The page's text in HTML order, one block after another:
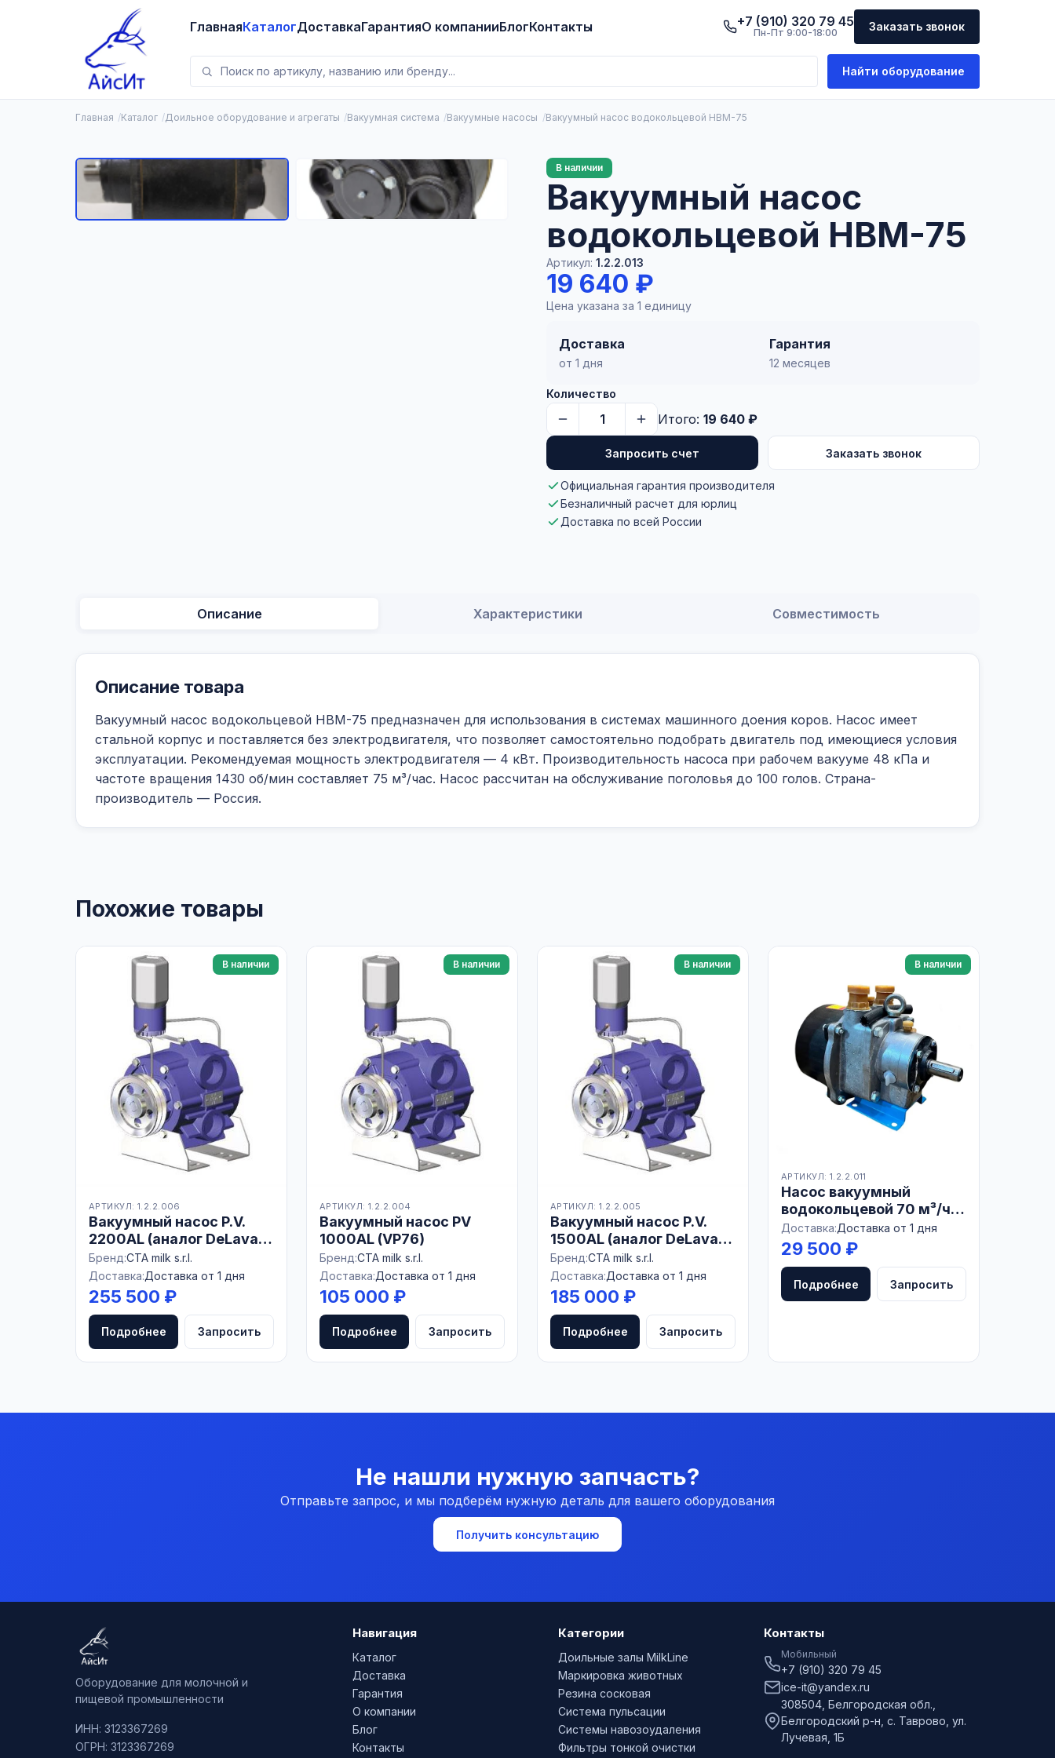
ГлавнаяКаталогДоставкаГарантияО компанииБлогКонтакты +7 (910) 320 79 45
Пн-Пт 9:00-18:00 Заказать звонок
Найти оборудование
Главная Каталог Доильное оборудование и агрегаты Вакуумная система Вакуумные насосы Вакуумный насос водокольцевой НВМ-75
В наличии
Вакуумный насос
водокольцевой НВМ-75
Артикул: 1.2.2.013
19 640 ₽
Цена указана за 1 единицу
Доставка
от 1 дня
Гарантия
12 месяцев
Количество
Итого: 19 640 ₽
Запросить счет Заказать звонок
Официальная гарантия производителя
Безналичный расчет для юрлиц
Доставка по всей России
Описание Характеристики Совместимость
Описание товара
Вакуумный насос водокольцевой НВМ-75 предназначен для использования в системах машинного доения коров. Насос имеет
стальной корпус и поставляется без электродвигателя, что позволяет самостоятельно подобрать двигатель под имеющиеся условия
эксплуатации. Рекомендуемая мощность электродвигателя — 4 кВт. Производительность насоса при рабочем вакууме 48 кПа и
частоте вращения 1430 об/мин составляет 75 м³/час. Насос рассчитан на обслуживание поголовья до 100 голов. Страна-
производитель — Россия.
Похожие товары
В наличии
АРТИКУЛ: 1.2.2.006
Вакуумный насос P.V.
2200AL (аналог DeLaval
VP77/78)
Бренд:CTA milk s.r.l.
Доставка:Доставка от 1 дня
255 500 ₽
Подробнее Запросить
В наличии
АРТИКУЛ: 1.2.2.004
Вакуумный насос PV
1000AL (VP76)
Бренд:CTA milk s.r.l.
Доставка:Доставка от 1 дня
105 000 ₽
Подробнее Запросить
В наличии
АРТИКУЛ: 1.2.2.005
Вакуумный насос P.V.
1500AL (аналог DeLaval
VP77)
Бренд:CTA milk s.r.l.
Доставка:Доставка от 1 дня
185 000 ₽
Подробнее Запросить
В наличии
АРТИКУЛ: 1.2.2.011
Насос вакуумный
водокольцевой 70 м³/ч
ВВН-70А
Доставка:Доставка от 1 дня
29 500 ₽
Подробнее Запросить
Не нашли нужную запчасть?
Отправьте запрос, и мы подберём нужную деталь для вашего оборудования
Получить консультацию
Оборудование для молочной и
пищевой промышленности
ИНН: 3123367269
ОГРН: 3123367269
Навигация
Каталог
Доставка
Гарантия
О компании
Блог
Контакты
Категории
Доильные залы MilkLine
Маркировка животных
Резина сосковая
Система пульсации
Системы навозоудаления
Фильтры тонкой очистки
Контакты
Мобильный
+7 (910) 320 79 45
ice-it@yandex.ru
308504, Белгородская обл.,
Белгородский р-н, с. Таврово, ул.
Лучевая, 1Б